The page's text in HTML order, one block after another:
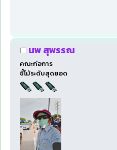
นพ สุพรรณ
คณะก่อการ
ขี้โม้ระดับสุดยอด